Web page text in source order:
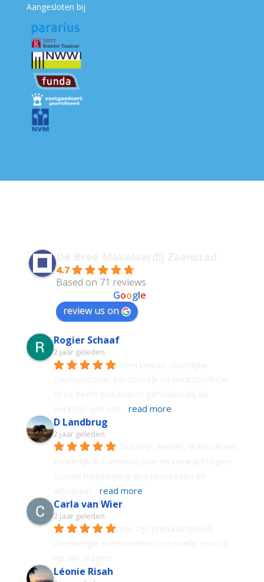
Aangesloten bij
De Bree Makelaardij Zaanstad
4.7
Based on 71 reviews
Google
review us on
Rogier Schaaf
2 jaar geleden
read more
D Landbrug
2 jaar geleden
read more
Carla van Wier
2 jaar geleden
Léonie Risah